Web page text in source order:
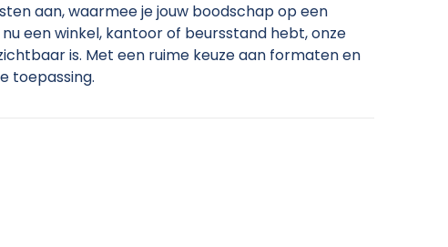
aan, waarmee je jouw boodschap op een
een winkel, kantoor of beursstand hebt, onze
is. Met een ruime keuze aan formaten en
toepassing.